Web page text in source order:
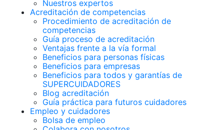
Nuestros expertos
Acreditación de competencias
Procedimiento de acreditación de
competencias
Guía proceso de acreditación
Ventajas frente a la vía formal
Beneficios para personas físicas
Beneficios para empresas
Beneficios para todos y garantías de
SUPERCUIDADORES
Blog acreditación
Guía práctica para futuros cuidadores
Empleo y cuidadores
Bolsa de empleo